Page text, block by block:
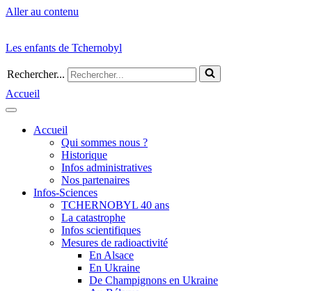
Aller au contenu
Les enfants de Tchernobyl
Rechercher...
Accueil
Accueil
Qui sommes nous ?
Historique
Infos administratives
Nos partenaires
Infos-Sciences
TCHERNOBYL 40 ans
La catastrophe
Infos scientifiques
Mesures de radioactivité
En Alsace
En Ukraine
De Champignons en Ukraine